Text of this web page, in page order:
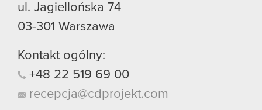
ul. Jagiellońska 74
03-301 Warszawa
Kontakt ogólny:
+48 22 519 69 00
recepcja@cdprojekt.com